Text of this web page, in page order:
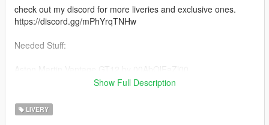
check out my discord for more liveries and exclusive ones.
https://discord.gg/mPhYrqTNHw
Needed Stuff:
https://www.gta5-mods.com/vehicles/2016-aston-martin-
Credits
Show Full Description
LIVERY